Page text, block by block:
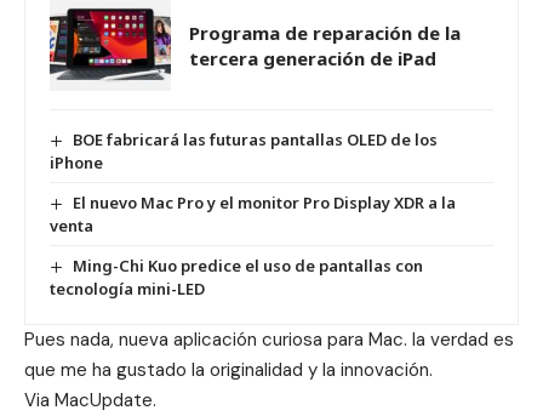
Programa de reparación de la
tercera generación de iPad
BOE fabricará las futuras pantallas OLED de los
iPhone
El nuevo Mac Pro y el monitor Pro Display XDR a la
venta
Ming-Chi Kuo predice el uso de pantallas con
tecnología mini-LED
Pues nada, nueva aplicación curiosa para Mac. la verdad es
que me ha gustado la originalidad y la innovación.
Via MacUpdate.